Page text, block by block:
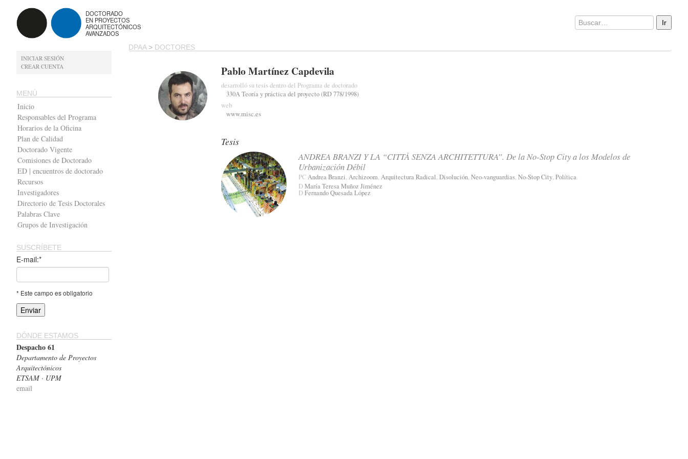
DOCTORADO
EN PROYECTOS
ARQUITECTÓNICOS
AVANZADOS
INICIAR SESIÓN
CREAR CUENTA
MENÚ
Inicio
Responsables del Programa
Horarios de la Oficina
Plan de Calidad
Doctorado Vigente
Comisiones de Doctorado
ED | encuentros de doctorado
Recursos
Investigadores
Directorio de Tesis Doctorales
Palabras Clave
Grupos de Investigación
SUSCRÍBETE
E-mail:*
* Este campo es obligatorio
DÓNDE ESTAMOS
Despacho 61
Departamento de Proyectos
Arquitectónicos
ETSAM · UPM
email
DPAA> DOCTORES
Pablo Martínez Capdevila
desarrolló su tesis dentro del Programa de doctorado
330A Teoría y práctica del proyecto (RD 778/1998)
web
www.misc.es
Tesis
ANDREA BRANZI Y LA “CITTÀ SENZA ARCHITETTURA”. De la No-Stop City a los Modelos de
Urbanización Débil
PCAndrea Branzi, Archizoom, Arquitectura Radical, Disolución, Neo-vanguardias, No-Stop City, Política.
DMaría Teresa Muñoz Jiménez
DFernando Quesada López